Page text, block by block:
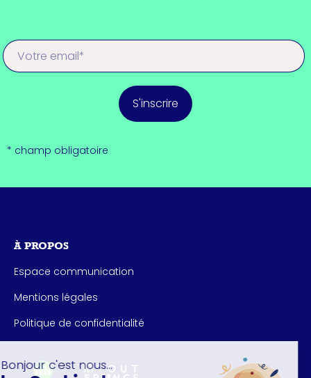
S'inscrire
* champ obligatoire
À PROPOS
Espace communication
Mentions légales
Politique de confidentialité